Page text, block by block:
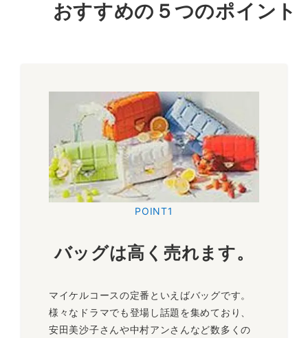
おすすめの５つのポイント
POINT1
バッグは高く売れます。
マイケルコースの定番といえばバッグです。
様々なドラマでも登場し話題を集めており、
安田美沙子さんや中村アンさんなど数多くの